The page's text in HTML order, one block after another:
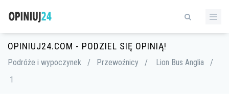
OPINIUJ24.COM - PODZIEL SIĘ OPINIĄ!
Podróże i wypoczynek / Przewoźnicy / Lion Bus Anglia
/
1